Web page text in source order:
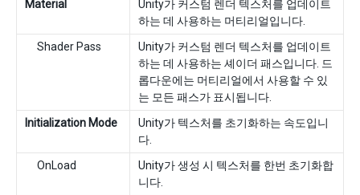
Material
Unity가 커스텀 렌더 텍스처를 업데이트
하는 데 사용하는 머티리얼입니다.
Shader Pass
Unity가 커스텀 렌더 텍스처를 업데이트
하는 데 사용하는 셰이더 패스입니다. 드
롭다운에는 머티리얼에서 사용할 수 있
는 모든 패스가 표시됩니다.
Initialization Mode
Unity가 텍스처를 초기화하는 속도입니
다.
OnLoad
Unity가 생성 시 텍스처를 한번 초기화합
니다.